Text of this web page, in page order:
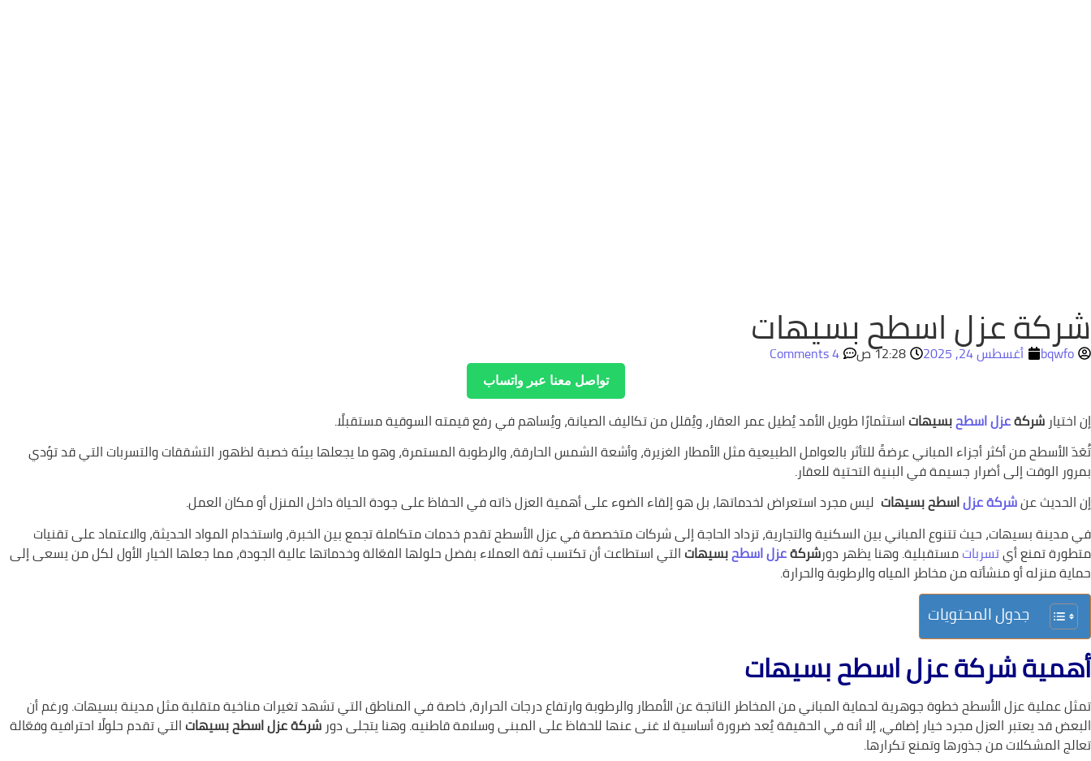
شركة عزل اسطح بسيهات
bqwfo أغسطس 24, 2025 12:28 ص 4 Comments
تواصل معنا عبر واتساب
إن اختيار شركةعزلاسطحبسيهات استثمارًا طويل الأمد يُطيل عمر العقار، ويُقلل من تكاليف الصيانة، ويُساهم في رفع قيمته السوقية مستقبلًا.
تُعَدّ الأسطح من أكثر أجزاء المباني عرضةً للتأثر بالعوامل الطبيعية مثل الأمطار الغزيرة، وأشعة الشمس الحارقة، والرطوبة المستمرة، وهو ما يجعلها بيئة خصبة لظهور التشققات والتسربات التي قد تؤدي
بمرور الوقت إلى أضرار جسيمة في البنية التحتية للعقار.
إن الحديث عنشركة عزلاسطح بسيهات ليس مجرد استعراض لخدماتها، بل هو إلقاء الضوء على أهمية العزل ذاته في الحفاظ على جودة الحياة داخل المنزل أو مكان العمل.
في مدينة بسيهات، حيث تتنوع المباني بين السكنية والتجارية، تزداد الحاجة إلى شركات متخصصة في عزل الأسطح تقدم خدمات متكاملة تجمع بين الخبرة، واستخدام المواد الحديثة، والاعتماد على تقنيات
متطورة تمنع أيتسرباتمستقبلية. وهنا يظهر دورشركةعزل اسطحبسيهات التي استطاعت أن تكتسب ثقة العملاء بفضل حلولها الفعّالة وخدماتها عالية الجودة، مما جعلها الخيار الأول لكل من يسعى إلى
حماية منزله أو منشأته من مخاطر المياه والرطوبة والحرارة.
جدول المحتويات
أهمية شركة عزل اسطح بسيهات
تمثل عملية عزل الأسطح خطوة جوهرية لحماية المباني من المخاطر الناتجة عن الأمطار والرطوبة وارتفاع درجات الحرارة، خاصة في المناطق التي تشهد تغيرات مناخية متقلبة مثل مدينة بسيهات. ورغم أن
البعض قد يعتبر العزل مجرد خيار إضافي، إلا أنه في الحقيقة يُعد ضرورة أساسية لا غنى عنها للحفاظ على المبنى وسلامة قاطنيه. وهنا يتجلى دور شركة عزل اسطح بسيهات التي تقدم حلولًا احترافية وفعّالة
تعالج المشكلات من جذورها وتمنع تكرارها.